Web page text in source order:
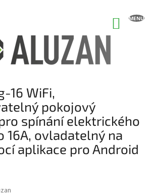
16 WiFi,
pokojový
spínání elektrického
16A, ovladatelný na
aplikace pro Android